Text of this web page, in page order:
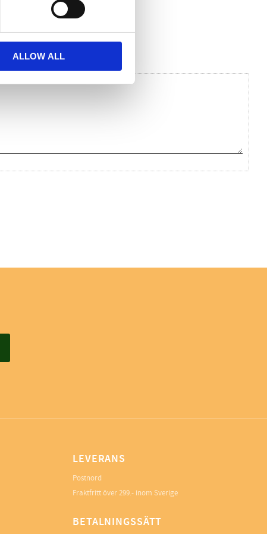
ALLOW ALL
LEVERANS
Postnord
Fraktfritt över 299.- inom Sverige
BETALNINGSSÄTT